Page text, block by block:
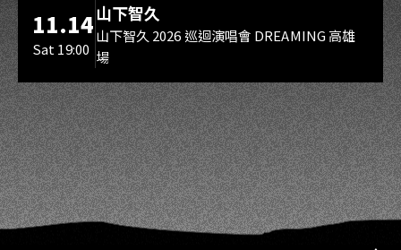
11.14
Sat 19:00
山下智久
山下智久 2026 巡迴演唱會 DREAMING 高雄
場